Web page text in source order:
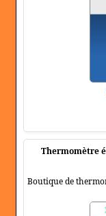
Thermomètre
Boutique de